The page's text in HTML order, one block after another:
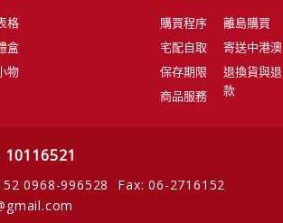
格
盒
物
購買程序
宅配自取
保存期限
商品服務
離島購買
寄送中港澳
退換貨與退
款
0968-996528
Fax: 06-2716152